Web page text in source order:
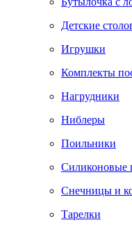
Детские
Игрушки
Комплекты
Нагрудники
Ниблеры
Поильники
Силиконовые
Снечницы и
Тарелки